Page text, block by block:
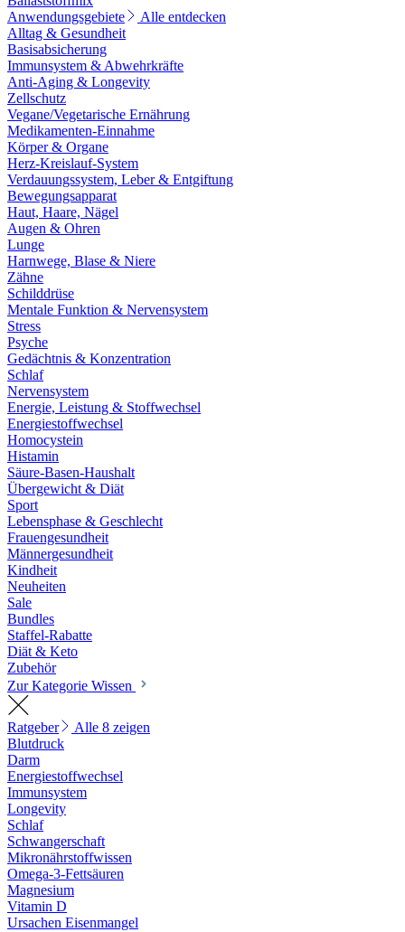
Anwendungsgebiete
Alle entdecken
Alltag & Gesundheit
Basisabsicherung
Immunsystem & Abwehrkräfte
Anti-Aging & Longevity
Zellschutz
Vegane/Vegetarische Ernährung
Medikamenten-Einnahme
Körper & Organe
Herz-Kreislauf-System
Verdauungssystem, Leber & Entgiftung
Bewegungsapparat
Haut, Haare, Nägel
Augen & Ohren
Lunge
Harnwege, Blase & Niere
Zähne
Schilddrüse
Mentale Funktion & Nervensystem
Stress
Psyche
Gedächtnis & Konzentration
Schlaf
Nervensystem
Energie, Leistung & Stoffwechsel
Energiestoffwechsel
Homocystein
Histamin
Säure-Basen-Haushalt
Übergewicht & Diät
Sport
Lebensphase & Geschlecht
Frauengesundheit
Männergesundheit
Kindheit
Neuheiten
Sale
Bundles
Staffel-Rabatte
Diät & Keto
Zubehör
Zur Kategorie Wissen
Ratgeber
Alle 8 zeigen
Blutdruck
Darm
Energiestoffwechsel
Immunsystem
Longevity
Schlaf
Schwangerschaft
Mikronährstoffwissen
Omega-3-Fettsäuren
Magnesium
Vitamin D
Ursachen Eisenmangel